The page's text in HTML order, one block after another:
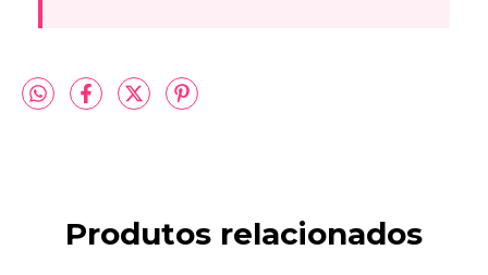
Produtos relacionados